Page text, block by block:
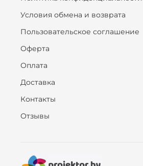
Условия обмена и возврата
Пользовательское соглашение
Оферта
Оплата
Доставка
Контакты
Отзывы